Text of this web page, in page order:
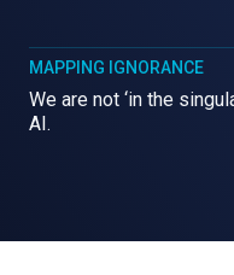
MAPPING IGNORANCE
We are not ‘in the
AI.